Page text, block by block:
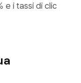
e i tassi di clic